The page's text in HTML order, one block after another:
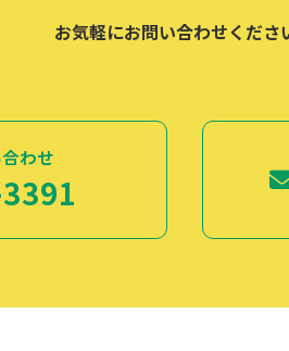
お気軽にお問い合わせくださ
わせ